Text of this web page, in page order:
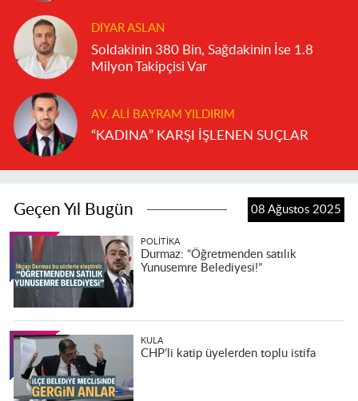
DIYAR ASLAN
Soldakinin 380 Bin, Sağdakinin İse 1.8
Milyon Takipçisi Var
AV. ALI BAYRAM YILDIRIM
“KADINA” KARŞI İŞLENEN SUÇLAR
Geçen Yıl Bugün 08 Ağustos 2025
POLITIKA
Durmaz: “Öğretmenden satılık
Yunusemre Belediyesi!”
KULA
CHP’li katip üyelerden toplu istifa